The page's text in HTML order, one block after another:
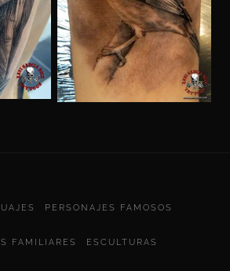
PERSONAJES FAMOSOS
FAMILIARES ESCULTURAS